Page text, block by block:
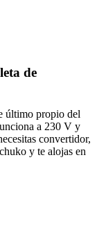
de
último propio del
a 230 V y
convertidor,
y te alojas en